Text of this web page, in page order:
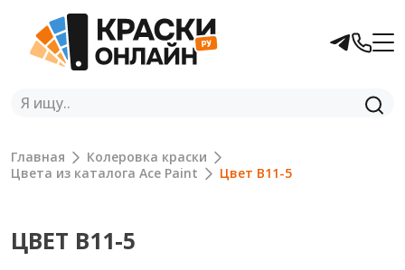
Главная
Колеровка краски
Цвета из каталога Ace Paint
Цвет B11-5
ЦВЕТ B11-5